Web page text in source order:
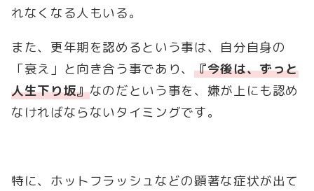
れなくなる人もいる。
また、更年期を認めるという事は、自分自身の
「衰え」と向き合う事であり、 『今後は、ずっと
人生下り坂』なのだという事を、嫌が上にも認め
なければならないタイミングです。
特に、ホットフラッシュなどの顕著な症状が出て